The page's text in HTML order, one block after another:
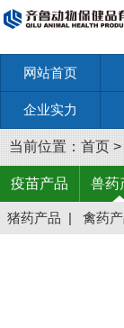
网站首页
企业实力
当前位置： 首页 >
疫苗产品 兽药
猪药产品 | 禽药